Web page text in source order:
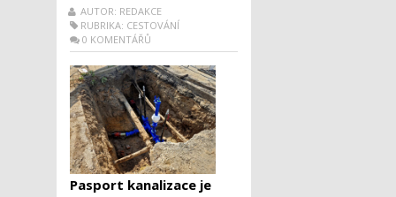
AUTOR: REDAKCE
RUBRIKA: CESTOVÁNÍ
0 KOMENTÁŘŮ
Pasport kanalizace je